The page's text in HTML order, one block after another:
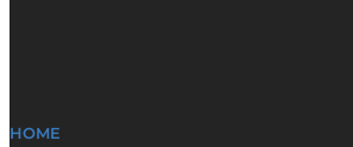
HOME